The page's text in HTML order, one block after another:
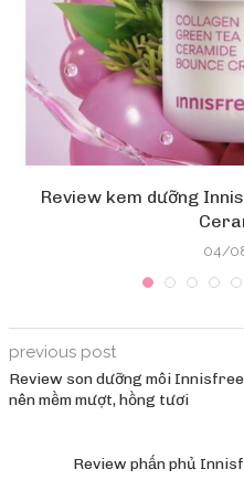
Review kem dưỡng
04/
previous post
Review son dưỡng môi
nên mềm mượt, hồng tươi
Review phấn phủ